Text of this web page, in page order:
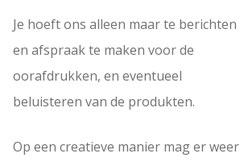
Je hoeft ons alleen maar te berichten
en afspraak te maken voor de
oorafdrukken, en eventueel
beluisteren van de produkten.
Op een creatieve manier mag er weer